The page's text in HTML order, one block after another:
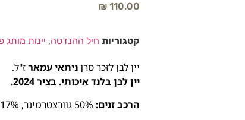
₪ 110.00
קטגוריות חיל ההנדסה, יינות מותג
יין לבן לזכר סרןניתאי עמארז"ל.
יין לבן בלנד איכותי. בציר 2024.
הרכב זנים: